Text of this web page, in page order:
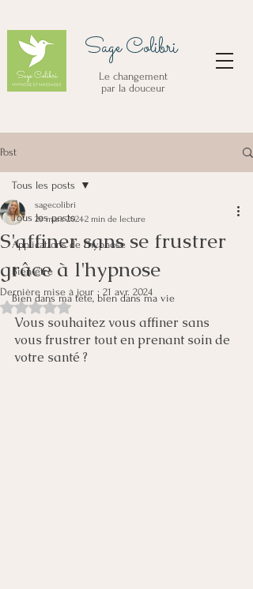
Sage Colibri
Le changement
par la douceur
Post
Tous les posts
Applications de l'hypnose
Bien-être
Bien dans ma tête, bien dans ma vie
Tous les posts
S'affiner sans se frustrer
grâce à l'hypnose
sagecolibri
29 mars 20242 min de lecture
Dernière mise à jour : 21 avr. 2024
Noté NaN étoiles sur 5.
Vous souhaitez vous affiner sans
vous frustrer tout en prenant soin de
votre santé ?